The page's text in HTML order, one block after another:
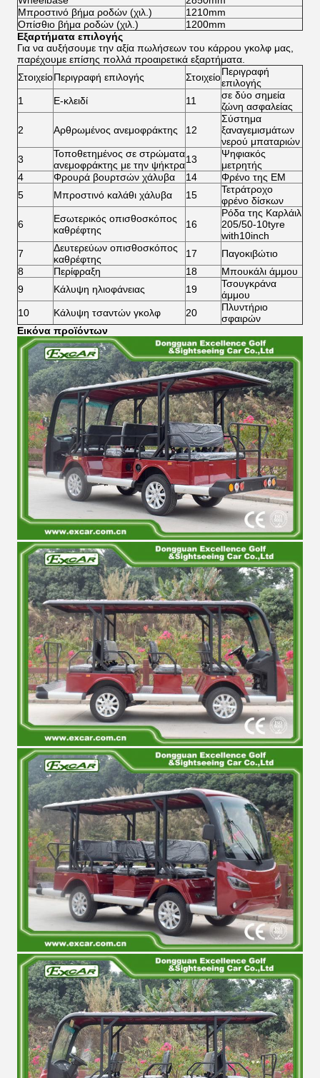
Μπροστινό βήμα ροδών (χιλ.)
1210mm
Οπίσθιο βήμα ροδών (χιλ.)
1200mm
Εξαρτήματα επιλογής
Για να αυξήσουμε την αξία πωλήσεων του κάρρου γκολφ μας,
παρέχουμε επίσης πολλά προαιρετικά εξαρτήματα.
ΣτοιχείοΠεριγραφή επιλογής ΣτοιχείοΠεριγραφή
επιλογής
1
Ε-κλειδί 11
σε δύο σημεία
ζώνη ασφαλείας
2 Αρθρωμένος ανεμοφράκτης 12
Σύστημα
ξαναγεμισμάτων
νερού μπαταριών
3
Τοποθετημένος σε στρώματα
ανεμοφράκτης με την ψήκτρα13
Ψηφιακός
μετρητής
4
Φρουρά βουρτσών χάλυβα 14
Φρένο της EM
5
Μπροστινό καλάθι χάλυβα 15
Τετράτροχο
φρένο δίσκων
6
Εσωτερικός οπισθοσκόπος
καθρέφτης
16
Ρόδα της Καρλάιλ
205/50-10tyre
with10inch
7
Δευτερεύων οπισθοσκόπος
καθρέφτης
17
Παγοκιβώτιο
8
Περίφραξη 18
Μπουκάλι άμμου
9
Κάλυψη ηλιοφάνειας 19
Τσουγκράνα
άμμου
10
Κάλυψη τσαντών γκολφ 20
Πλυντήριο
σφαιρών
Εικόνα προϊόντων